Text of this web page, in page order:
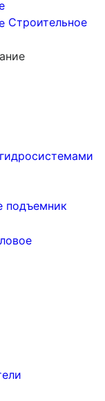
Строительное
подъемник